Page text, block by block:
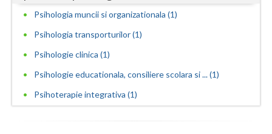
Mures
Neamt
Olt
Salaj
Psihologia muncii si organizationala (1)
Psihologia transporturilor (1)
Psihologie clinica (1)
Psihologie educationala, consiliere scolara si ... (1)
Psihoterapie integrativa (1)